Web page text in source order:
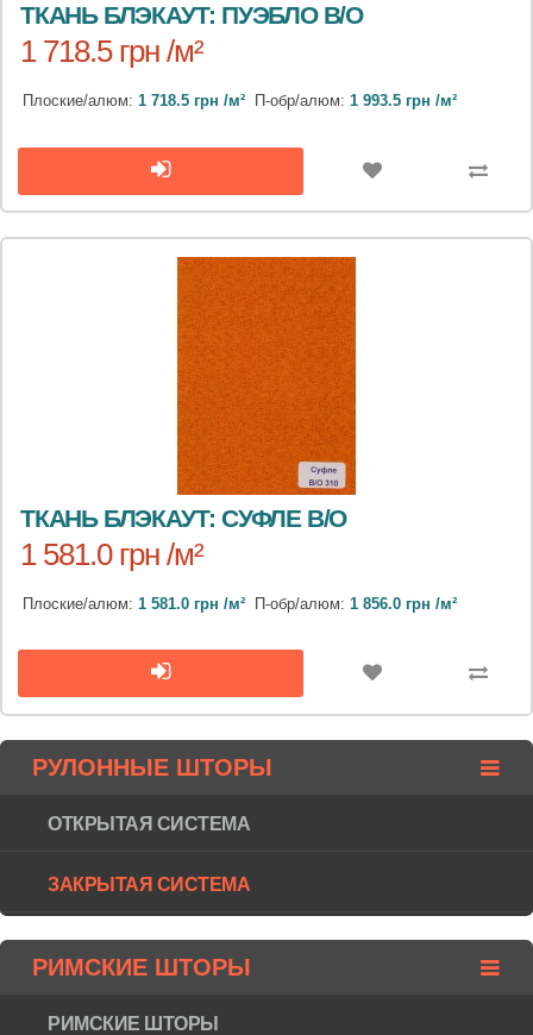
ТКАНЬ БЛЭКАУТ: ПУЭБЛО B/O
1 718.5 грн /м²
Плоские/алюм: 1 718.5 грн /м² П-обр/алюм: 1 993.5 грн /м²
ТКАНЬ БЛЭКАУТ: СУФЛЕ B/O
1 581.0 грн /м²
Плоские/алюм: 1 581.0 грн /м² П-обр/алюм: 1 856.0 грн /м²
РУЛОННЫЕ ШТОРЫ
ОТКРЫТАЯ СИСТЕМА
ЗАКРЫТАЯ СИСТЕМА
РИМСКИЕ ШТОРЫ
РИМСКИЕ ШТОРЫ